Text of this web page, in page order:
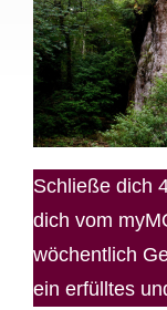
Schließe dich
dich vom
wöchentlich
ein erfülltes